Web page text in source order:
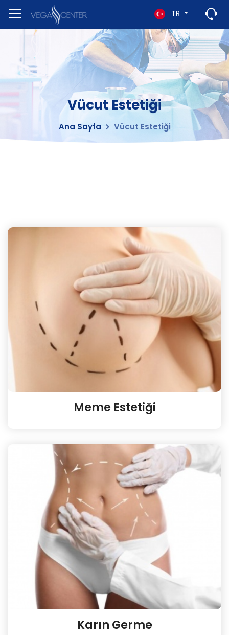
TR
Vücut Estetiği
Ana Sayfa Vücut Estetiği
Meme Estetiği
Karın Germe